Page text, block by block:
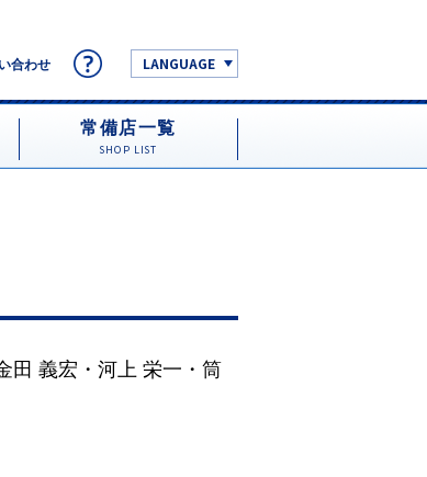
合わせ LANGUAGE
常備店一覧
SHOP LIST
田 義宏 ・ 河上 栄一 ・ 筒